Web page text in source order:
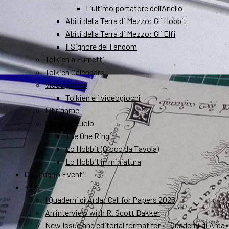
L’ultimo portatore dell’Anello
Abiti della Terra di Mezzo: Gli Hobbit
Abiti della Terra di Mezzo: Gli Elfi
Il Signore del Fandom
Tolkien a Fumetti
Tolkien Calendars
Videogames
Tolkien e i videogiochi
Librigame
Gioco di Ruolo
The One Ring
Lo Hobbit (Gioco da Tavola)
Lo Hobbit in miniatura
Calendario Eventi
ENG
I Quaderni di Arda: Call for Papers 2026
An interview with R. Scott Bakker
New Issue and editorial format for «I Quaderni di Arda»